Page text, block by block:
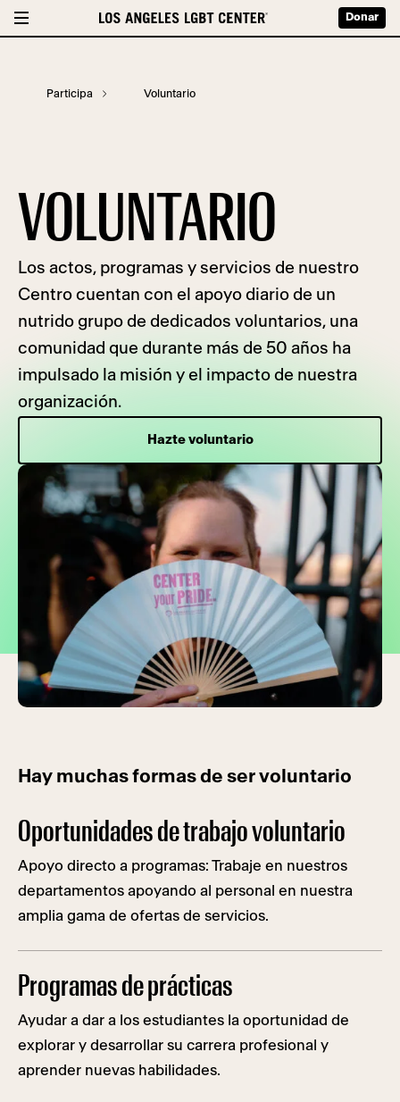
Donar
Participa Voluntario
VOLUNTARIO
Los actos, programas y servicios de nuestro
Centro cuentan con el apoyo diario de un
nutrido grupo de dedicados voluntarios, una
comunidad que durante más de 50 años ha
impulsado la misión y el impacto de nuestra
organización.
Hazte voluntario
Hay muchas formas de ser voluntario
Oportunidades de trabajo voluntario
Apoyo directo a programas: Trabaje en nuestros
departamentos apoyando al personal en nuestra
amplia gama de ofertas de servicios.
Programas de prácticas
Ayudar a dar a los estudiantes la oportunidad de
explorar y desarrollar su carrera profesional y
aprender nuevas habilidades.